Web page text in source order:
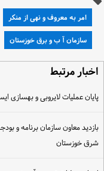
امر به معروف و نهی از منکر
سازمان آ ب و برق خوزستان
اخبار مرتبط
پایان عملیات لایروبی و بهسازی
بازدید معاون سازمان برنامه و
شرق خوزستان